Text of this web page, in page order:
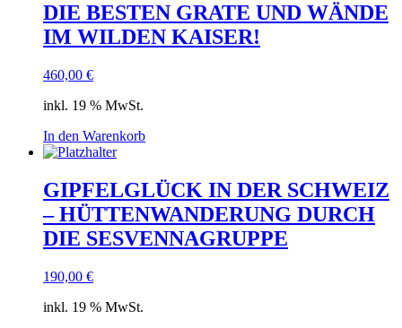
DIE BESTEN GRATE UND WÄNDE
IM WILDEN KAISER!
460,00 €
inkl. 19 % MwSt.
In den Warenkorb
GIPFELGLÜCK IN DER SCHWEIZ
– HÜTTENWANDERUNG DURCH
DIE SESVENNAGRUPPE
190,00 €
inkl. 19 % MwSt.